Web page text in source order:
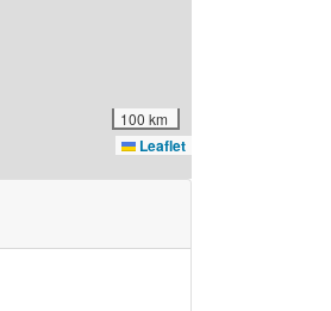
100 km
Leaflet